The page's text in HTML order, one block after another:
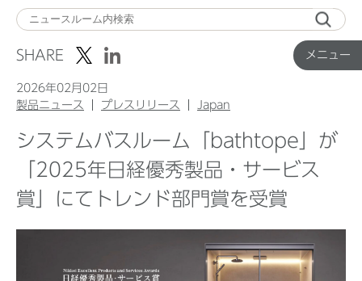
メニュー
ニ
ュ
Top
企業ニュース
SHARE
2026年02月02日
製品ニュース
プレスリリース Japan
システムバスルーム「bathtope」が
「2025年日経優秀製品・サービス
賞」にてトレンド部門賞を受賞